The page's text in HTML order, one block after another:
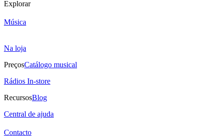
Explorar
Música
Na loja
PreçosCatálogo musical
Rádios In-store
RecursosBlog
Central de ajuda
Contacto